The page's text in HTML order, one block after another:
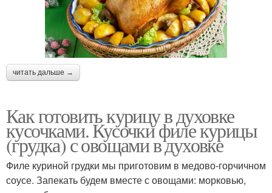
читать дальше →
Как готовить курицу в духовке
кусочками. Кусочки филе курицы
(грудка) с овощами в духовке
Филе куриной грудки мы приготовим в медово-горчичном
соусе. Запекать будем вместе с овощами: морковью,